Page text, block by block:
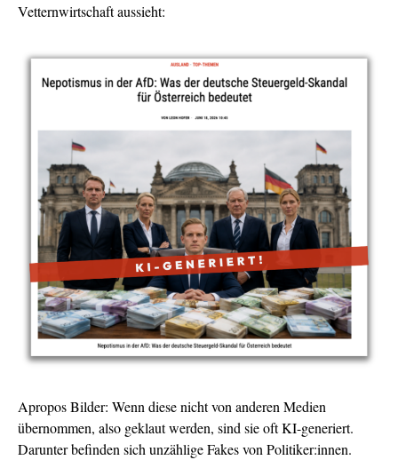
Vetternwirtschaft aussieht:
Apropos Bilder: Wenn diese nicht von anderen Medien
übernommen, also geklaut werden, sind sie oft KI-generiert.
Darunter befinden sich unzählige Fakes von Politiker:innen.